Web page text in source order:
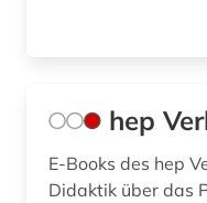
hep
E-Books des hep
Didaktik über das